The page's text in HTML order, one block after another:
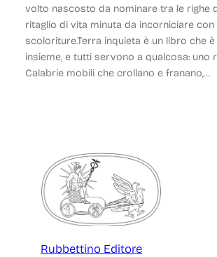
volto nascosto da nominare tra le righe
ritaglio di vita minuta da incorniciare
scoloriture.Terra inquieta è un libro che
insieme, e tutti servono a qualcosa: uno
Calabrie mobili che crollano e franano,…
Rubbettino Editore